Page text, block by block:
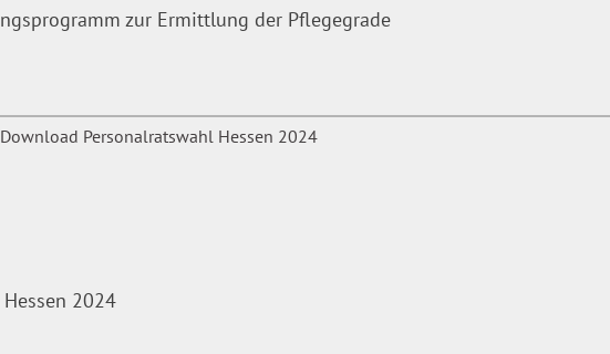
zur Ermittlung der Pflegegrade
2024